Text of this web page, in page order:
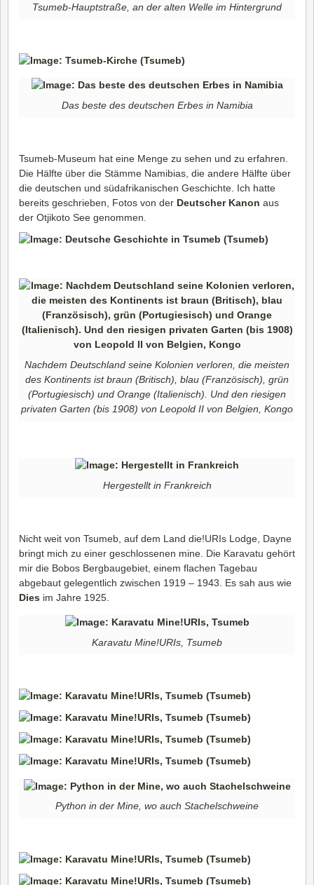
Tsumeb-Hauptstraße, an der alten Welle im Hintergrund
Das beste des deutschen Erbes in Namibia
Tsumeb-Museum hat eine Menge zu sehen und zu erfahren.
Die Hälfte über die Stämme Namibias, die andere Hälfte über
die deutschen und südafrikanischen Geschichte. Ich hatte
bereits geschrieben, Fotos von der Deutscher Kanon aus
der Otjikoto See genommen.
Nachdem Deutschland seine Kolonien verloren, die meisten
des Kontinents ist braun (Britisch), blau (Französisch), grün
(Portugiesisch) und Orange (Italienisch). Und den riesigen
privaten Garten (bis 1908) von Leopold II von Belgien, Kongo
Hergestellt in Frankreich
Nicht weit von Tsumeb, auf dem Land die!URIs Lodge, Dayne
bringt mich zu einer geschlossenen mine. Die Karavatu gehört
mir die Bobos Bergbaugebiet, einem flachen Tagebau
abgebaut gelegentlich zwischen 1919 – 1943. Es sah aus wie
Dies im Jahre 1925.
Karavatu Mine!URIs, Tsumeb
Python in der Mine, wo auch Stachelschweine